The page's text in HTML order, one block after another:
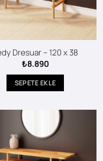
Dresuar – 120 x 38
₺8.890
SEPETE EKLE